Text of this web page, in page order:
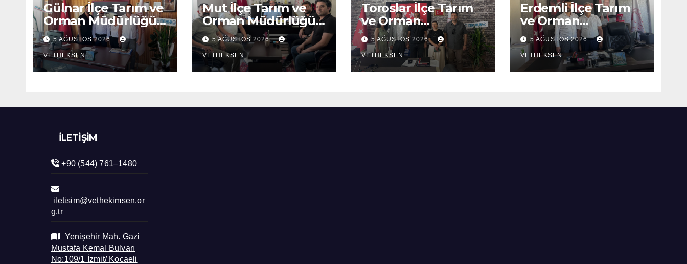
Gülnar İlçe Tarım ve
Orman Müdürlüğü
ziyaret edildi.
5 AĞUSTOS 2026
VETHEKSEN
Mut İlçe Tarım ve
Orman Müdürlüğü
ziyaret edildi.
5 AĞUSTOS 2026
VETHEKSEN
Toroslar İlçe Tarım
ve Orman
Müdürlüğü ziyaret
edildi.
5 AĞUSTOS 2026
VETHEKSEN
Erdemli İlçe Tarım
ve Orman
Müdürlüğü ziyaret
edildi.
5 AĞUSTOS 2026
VETHEKSEN
İLETIŞIM
+90 (544) 761–1480
iletisim@vethekimsen.or
g.tr
Yenişehir Mah. Gazi
Mustafa Kemal Bulvarı
No:109/1 İzmit/ Kocaeli